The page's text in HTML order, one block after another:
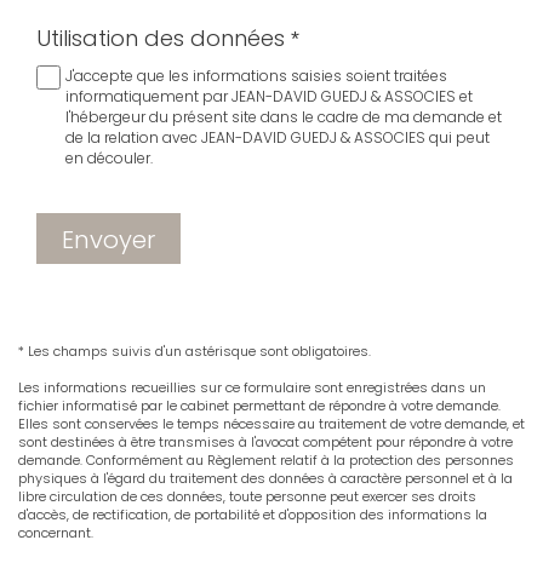
Utilisation des données
J'accepte que les informations saisies soient traitées
informatiquement par JEAN-DAVID GUEDJ & ASSOCIES et
l'hébergeur du présent site dans le cadre de ma demande et
de la relation avec JEAN-DAVID GUEDJ & ASSOCIES qui peut
en découler.
Envoyer
* Les champs suivis d'un astérisque sont obligatoires.
Les informations recueillies sur ce formulaire sont enregistrées dans un
fichier informatisé par le cabinet permettant de répondre à votre demande.
Elles sont conservées le temps nécessaire au traitement de votre demande, et
sont destinées à être transmises à l'avocat compétent pour répondre à votre
demande. Conformément au Règlement relatif à la protection des personnes
physiques à l'égard du traitement des données à caractère personnel et à la
libre circulation de ces données, toute personne peut exercer ses droits
d'accès, de rectification, de portabilité et d'opposition des informations la
concernant.